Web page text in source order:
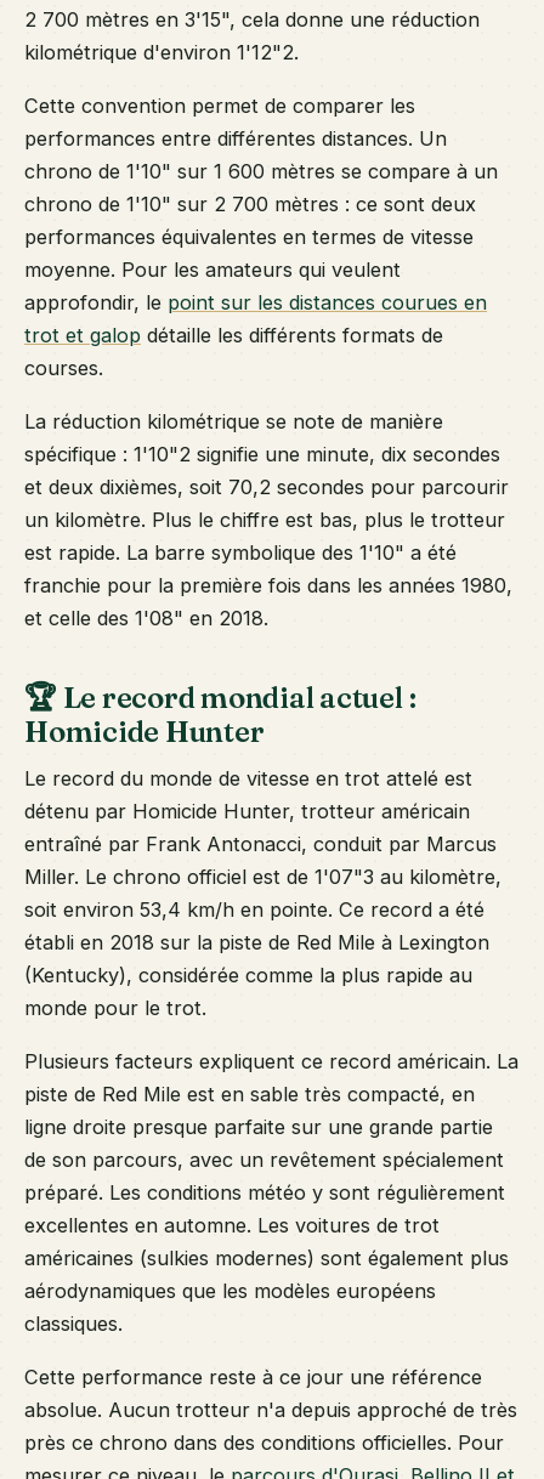
2 700 mètres en 3'15", cela donne une réduction
kilométrique d'environ 1'12"2.
Cette convention permet de comparer les
performances entre différentes distances. Un
chrono de 1'10" sur 1 600 mètres se compare à un
chrono de 1'10" sur 2 700 mètres : ce sont deux
performances équivalentes en termes de vitesse
moyenne. Pour les amateurs qui veulent
approfondir, le point sur les distances courues en
trot et galop détaille les différents formats de
courses.
La réduction kilométrique se note de manière
spécifique : 1'10"2 signifie une minute, dix secondes
et deux dixièmes, soit 70,2 secondes pour parcourir
un kilomètre. Plus le chiffre est bas, plus le trotteur
est rapide. La barre symbolique des 1'10" a été
franchie pour la première fois dans les années 1980,
et celle des 1'08" en 2018.
🏆 Le record mondial actuel :
Homicide Hunter
Le record du monde de vitesse en trot attelé est
détenu par Homicide Hunter, trotteur américain
entraîné par Frank Antonacci, conduit par Marcus
Miller. Le chrono officiel est de 1'07"3 au kilomètre,
soit environ 53,4 km/h en pointe. Ce record a été
établi en 2018 sur la piste de Red Mile à Lexington
(Kentucky), considérée comme la plus rapide au
monde pour le trot.
Plusieurs facteurs expliquent ce record américain. La
piste de Red Mile est en sable très compacté, en
ligne droite presque parfaite sur une grande partie
de son parcours, avec un revêtement spécialement
préparé. Les conditions météo y sont régulièrement
excellentes en automne. Les voitures de trot
américaines (sulkies modernes) sont également plus
aérodynamiques que les modèles européens
classiques.
Cette performance reste à ce jour une référence
absolue. Aucun trotteur n'a depuis approché de très
près ce chrono dans des conditions officielles. Pour